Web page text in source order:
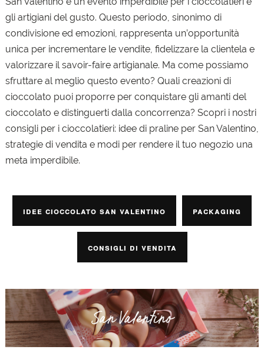
gli artigiani del gusto. Questo periodo, sinonimo di
condivisione ed emozioni, rappresenta un’opportunità
unica per incrementare le vendite, fidelizzare la clientela e
valorizzare il savoir-faire artigianale. Ma come possiamo
sfruttare al meglio questo evento? Quali creazioni di
cioccolato puoi proporre per conquistare gli amanti del
cioccolato e distinguerti dalla concorrenza? Scopri i nostri
consigli per i cioccolatieri: idee di praline per San Valentino,
strategie di vendita e modi per rendere il tuo negozio una
meta imperdibile.
Idee cioccolato San Valentino Packaging
Consigli di vendita